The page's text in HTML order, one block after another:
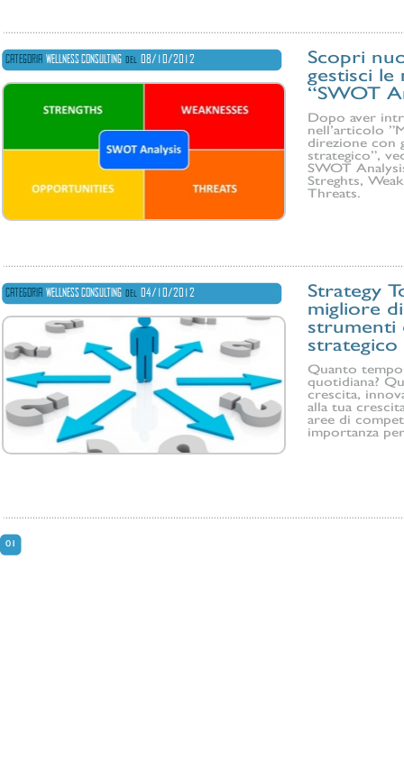
CATEGORIA WELLNESS CONSULTING del 08/10/2012
Scopri
gestisci le
“SWOT
Dopo aver
nell’articolo
direzione con
strategico”,
SWOT
Streghts,
Threats.
CATEGORIA WELLNESS CONSULTING del 04/10/2012
Strategy
migliore
strumenti
strategico
Quanto
quotidiana?
crescita,
alla tua
aree di
importanza
01